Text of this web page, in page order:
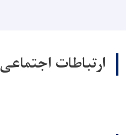
ارتباطات اجتماعی